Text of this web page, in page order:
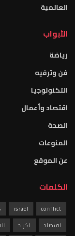
العالمية
الأبواب
رياضة
فن وترفيه
التكنولوجيا
اقتصاد وأعمال
الصحة
المنوعات
عن الموقع
الكلمات
conflict
israel
اقتصاد
اكراد